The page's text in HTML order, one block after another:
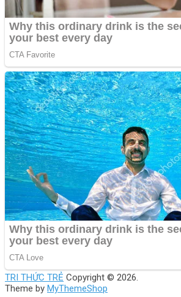
TRI THỨC TRẺ Copyright © 2026.
Theme by MyThemeShop